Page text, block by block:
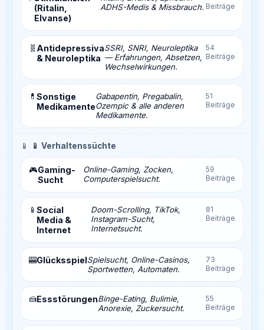
(Ritalin,
Elvanse)
ADHS-Medis & Missbrauch. Beiträge
🧬 Antidepressiva
& Neuroleptika
SSRI, SNRI, Neuroleptika
— Erfahrungen, Absetzen,
Wechselwirkungen.
54
Beiträge
💊 Sonstige
Medikamente
Gabapentin, Pregabalin,
Ozempic & alle anderen
Medikamente.
51
Beiträge
📱 📱 Verhaltenssüchte
🎮Gaming-
Sucht
Online-Gaming, Zocken,
Computerspielsucht.
59
Beiträge
📱 Social
Media &
Internet
Doom-Scrolling, TikTok,
Instagram-Sucht,
Internetsucht.
81
Beiträge
🎰GlücksspielSpielsucht, Online-Casinos,
Sportwetten, Automaten.
73
Beiträge
🍰EssstörungenBinge-Eating, Bulimie,
Anorexie, Zuckersucht.
55
Beiträge